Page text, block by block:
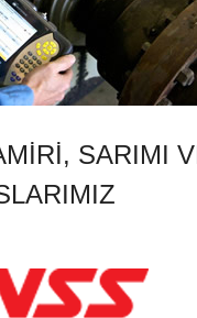
SARIMI